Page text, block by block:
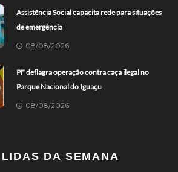
Assistência Social capacita rede para situações
de emergência
08/08/2026
PF deflagra operação contra caça ilegal no
Parque Nacional do Iguaçu
08/08/2026
DA SEMANA